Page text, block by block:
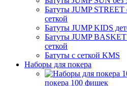
Батуты JUMP STREET
сеткой
Батуты JUMP KIDS
Батуты JUMP
сеткой
Батуты с сеткой KMS
Наборы для покера
покера 100 фишек